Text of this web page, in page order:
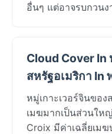
อื่นๆ แต่อาจรบกวน
Cloud Cover In
สหรัฐอเมริกา In
หมู่เกาะเวอร์จินขอ
เมฆมากเป็นส่วนให
Croix มีค่าเฉลี่ยเม